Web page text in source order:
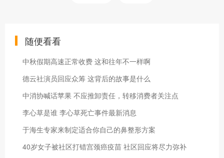
随便看看
中秋假期高速正常收费 这和往年不一样啊
德云社演员回应众筹 这背后的故事是什么
中消协喊话苹果 不应推卸责任，转移消费者关注点
李心草是谁 李心草死亡事件最新消息
于海生专家来制定适合你自己的鼻整形方案
40岁女子被社区打错宫颈癌疫苗 社区回应将尽力弥补